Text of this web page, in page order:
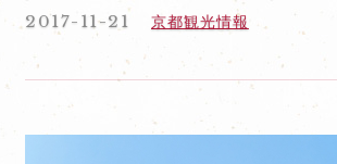
2017-11-21 京都観光情報